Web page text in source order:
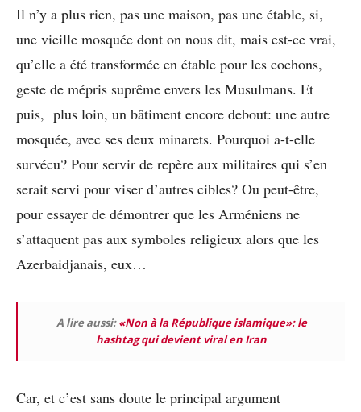
Il n’y a plus rien, pas une maison, pas une étable, si,
une vieille mosquée dont on nous dit, mais est-ce vrai,
qu’elle a été transformée en étable pour les cochons,
geste de mépris suprême envers les Musulmans. Et
puis, plus loin, un bâtiment encore debout: une autre
mosquée, avec ses deux minarets. Pourquoi a-t-elle
survécu? Pour servir de repère aux militaires qui s’en
serait servi pour viser d’autres cibles? Ou peut-être,
pour essayer de démontrer que les Arméniens ne
s’attaquent pas aux symboles religieux alors que les
Azerbaidjanais, eux…
A lire aussi:«Non à la République islamique»: le
hashtag qui devient viral en Iran
Car, et c’est sans doute le principal argument